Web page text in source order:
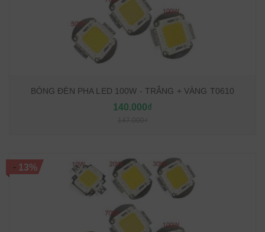
BÓNG ĐÈN PHA LED 100W - TRẮNG + VÀNG T0610
140.000₫
-13%